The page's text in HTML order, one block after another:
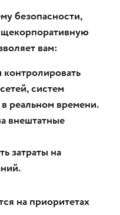
безопасности,
вам:
систем
реальном времени.
внештатные
затраты на
на приоритетах